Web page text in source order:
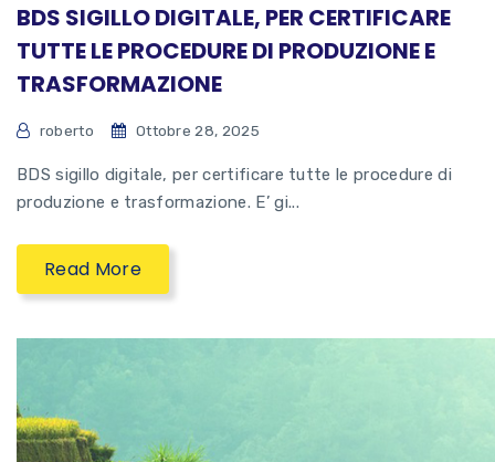
BDS SIGILLO DIGITALE, PER CERTIFICARE
TUTTE LE PROCEDURE DI PRODUZIONE E
TRASFORMAZIONE
roberto Ottobre 28, 2025
BDS sigillo digitale, per certificare tutte le procedure di
produzione e trasformazione. E’ gi...
Read More